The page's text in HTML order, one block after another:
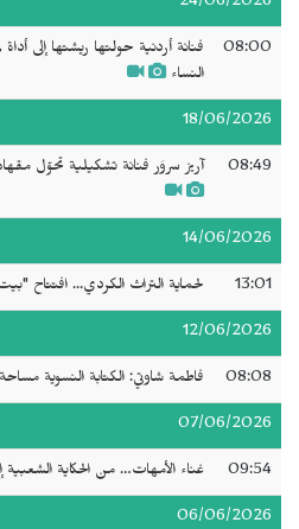
08:00
فنانة أردنية حولتها ريشتها إلى
النساء
18/06/2026
08:49 آريز سروَر فنانة تشكيلية تحوّل
14/06/2026
13:01 لحماية التراث الكردي... افتتاح
12/06/2026
08:08 فاطمة شاوتي: الكتابة النسوية
07/06/2026
09:54 غناء الأمهات… من الحكاية الشعبية
06/06/2026